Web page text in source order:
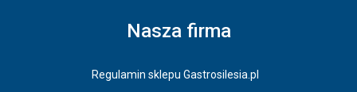
Nasza firma
Regulamin sklepu Gastrosilesia.pl